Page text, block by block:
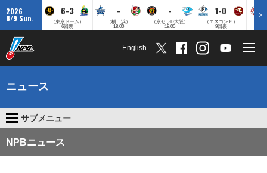
2026
8/9 Sun.
6-3
（東京ドーム）
6回裏
-
（横 浜）
18:00
-
（京セラD大阪）
18:00
1-0
（エスコンＦ）
9回表
English
ニュース
サブメニュー
NPBニュース